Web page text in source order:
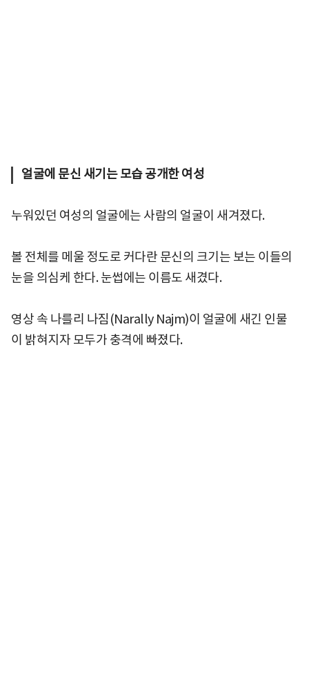
얼굴에 문신 새기는 모습 공개한 여성
누워있던 여성의 얼굴에는 사람의 얼굴이 새겨졌다.
볼 전체를 메울 정도로 커다란 문신의 크기는 보는 이들의
눈을 의심케 한다. 눈썹에는 이름도 새겼다.
영상 속 나를리 나짐(Narally Najm)이 얼굴에 새긴 인물
이 밝혀지자 모두가 충격에 빠졌다.